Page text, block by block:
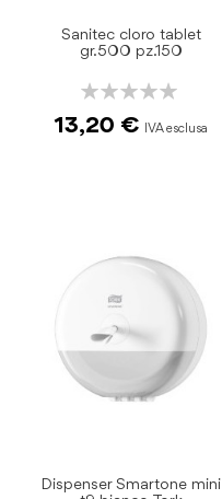
Sanitec cloro tablet
gr.500 pz.150
Rating:
13,20 €
Dispenser Smartone mini